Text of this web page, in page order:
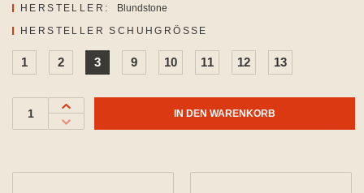
HERSTELLER:
Blundstone
HERSTELLER SCHUHGRÖSSE
1 2 3 9 10 11 12 13
IN DEN WARENKORB